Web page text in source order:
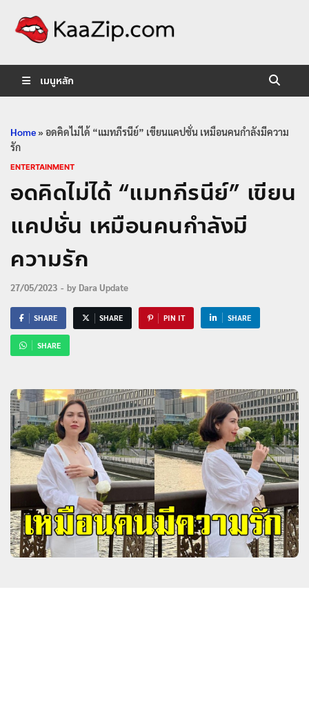
เมนูหลัก
Home»อดคิดไม่ได้ “แมทภีรนีย์” เขียนแคปชั่น เหมือนคนกำลังมีความ
รัก
ENTERTAINMENT
อดคิดไม่ได้ “แมทภีรนีย์” เขียน
แคปชั่น เหมือนคนกำลังมี
ความรัก
27/05/2023 - by Dara Update
SHARE SHARE PIN IT SHARE
SHARE